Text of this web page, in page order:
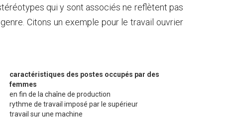
qui y sont associés ne reflètent pas
Citons un exemple pour le travail ouvrier
caractéristiques des postes occupés par des
femmes
en fin de la chaîne de production
rythme de travail imposé par le supérieur
travail sur une machine